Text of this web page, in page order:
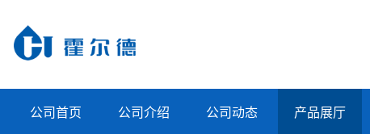
公司首页 公司介绍 公司动态 产品展厅